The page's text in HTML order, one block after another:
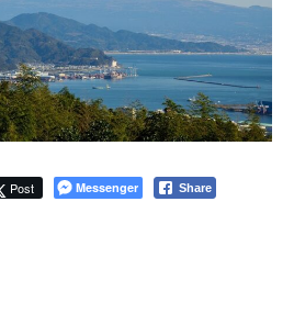
Post Messenger Share